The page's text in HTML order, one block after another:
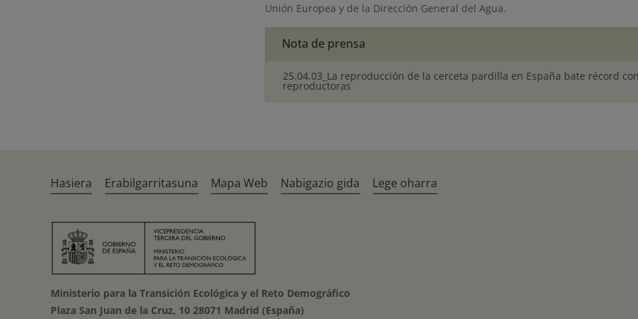
Unión Europea y de la Dirección General del Agua.
Nota de prensa
25.04.03_La reproducción de la cerceta pardilla en España bate récord
reproductoras
Hasiera Erabilgarritasuna Mapa Web Nabigazio gida Lege oharra
Ministerio para la Transición Ecológica y el Reto Demográfico
Plaza San Juan de la Cruz, 10 28071 Madrid (España)